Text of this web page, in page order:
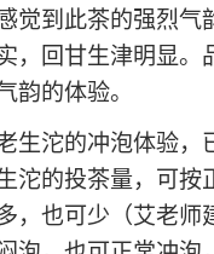
觉到此茶的强烈气
，回甘生津明显。
韵的体验。
生沱的冲泡体验，
沱的投茶量，可按
，也可少（艾老师